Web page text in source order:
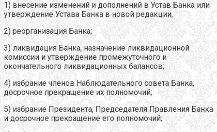
1) внесение изменений и дополнений в Устав Банка или
утверждение Устава Банка в новой редакции;
2) реорганизация Банка;
3) ликвидация Банка, назначение ликвидационной
комиссии и утверждение промежуточного и
окончательного ликвидационных балансов;
4) избрание членов Наблюдательного совета Банка,
досрочное прекращение их полномочий;
5) избрание Президента, Председателя Правления Банка
и досрочное прекращение его полномочий;